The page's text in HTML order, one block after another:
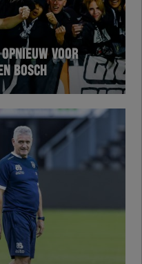
VOOR
BOSCH